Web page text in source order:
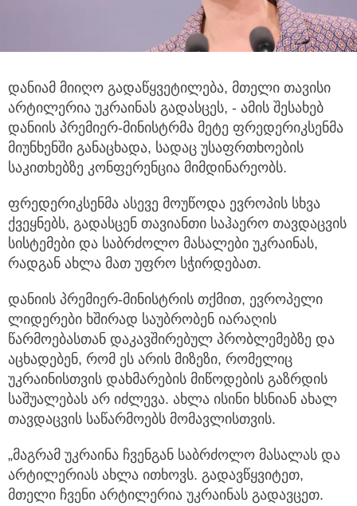
დანიამ მიიღო გადაწყვეტილება, მთელი თავისი
არტილერია უკრაინას გადასცეს, - ამის შესახებ
დანიის პრემიერ-მინისტრმა მეტე ფრედერიკსენმა
მიუნხენში განაცხადა, სადაც უსაფრთხოების
საკითხებზე კონფერენცია მიმდინარეობს.
ფრედერიკსენმა ასევე მოუწოდა ევროპის სხვა
ქვეყნებს, გადასცენ თავიანთი საჰაერო თავდაცვის
სისტემები და საბრძოლო მასალები უკრაინას,
რადგან ახლა მათ უფრო სჭირდებათ.
დანიის პრემიერ-მინისტრის თქმით, ევროპელი
ლიდერები ხშირად საუბრობენ იარაღის
წარმოებასთან დაკავშირებულ პრობლემებზე და
აცხადებენ, რომ ეს არის მიზეზი, რომელიც
უკრაინისთვის დახმარების მიწოდების გაზრდის
საშუალებას არ იძლევა. ახლა ისინი ხსნიან ახალ
თავდაცვის საწარმოებს მომავლისთვის.
„მაგრამ უკრაინა ჩვენგან საბრძოლო მასალას და
არტილერიას ახლა ითხოვს. გადავწყვიტეთ,
მთელი ჩვენი არტილერია უკრაინას გადავცეთ.